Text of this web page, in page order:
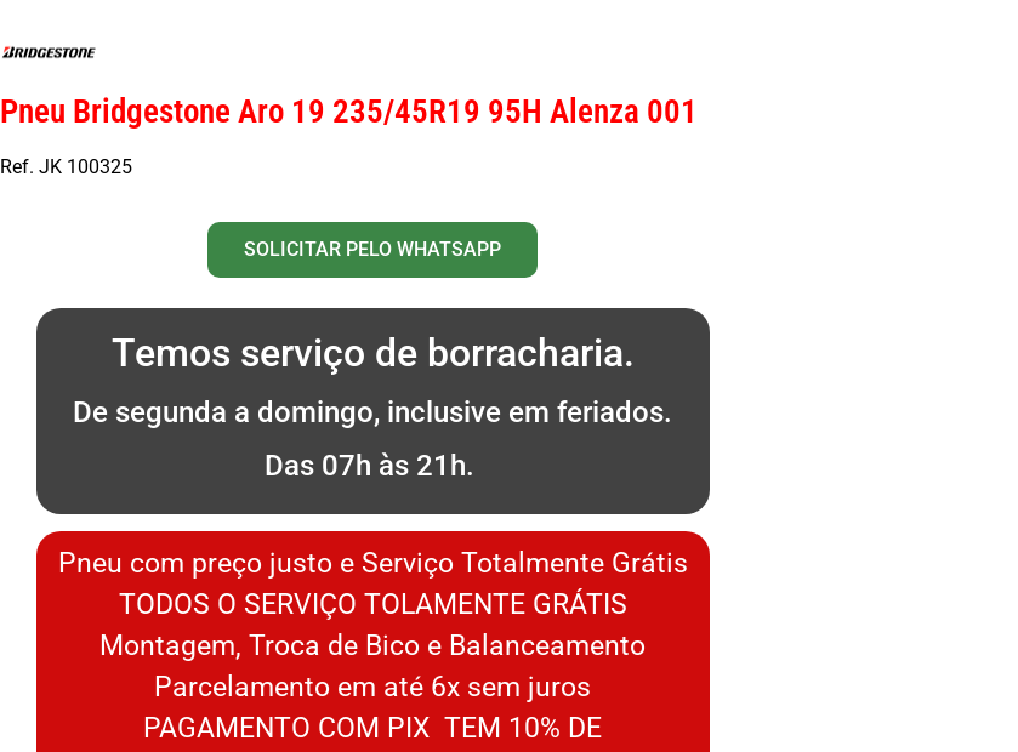
Pneu Bridgestone Aro 19 235/45R19 95H Alenza 001
Ref. JK 100325
SOLICITAR PELO WHATSAPP
Temos serviço de borracharia.
De segunda a domingo, inclusive em feriados.
Das 07h às 21h.
Pneu com preço justo e Serviço Totalmente Grátis
TODOS O SERVIÇO TOLAMENTE GRÁTIS
Montagem, Troca de Bico e Balanceamento
Parcelamento em até 6x sem juros
PAGAMENTO COM PIX TEM 10% DE